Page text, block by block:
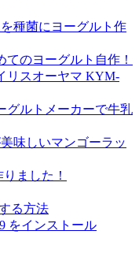
種菌にヨーグルト作
のヨーグルト自作！
リスオーヤマ KYM-
グルトメーカーで牛乳
味しいマンゴーラッ
ました！
る方法
をインストール